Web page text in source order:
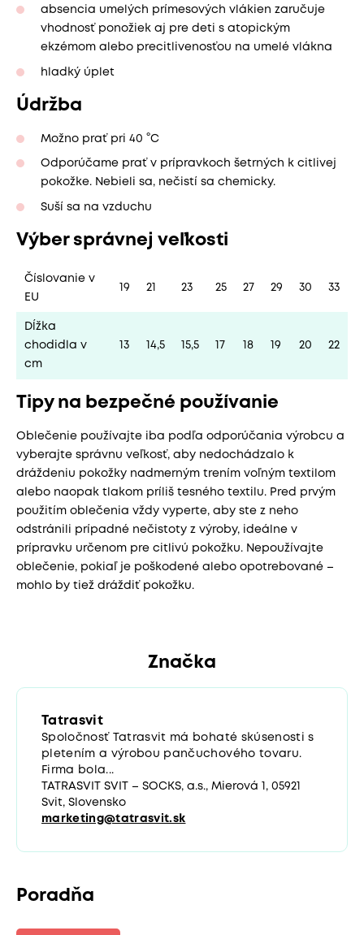
absencia umelých prímesových vlákien zaručuje
vhodnosť ponožiek aj pre deti s atopickým
ekzémom alebo precitlivenosťou na umelé vlákna
hladký úplet
Údržba
Možno prať pri 40 °C
Odporúčame prať v prípravkoch šetrných k citlivej
pokožke. Nebieli sa, nečistí sa chemicky.
Suší sa na vzduchu
Výber správnej veľkosti
Číslovanie v
EU
19 21 23 25 27 29 30 33
Dĺžka
chodidla v
cm
13 14,5 15,5 17 18 19 20 22
Tipy na bezpečné používanie
Oblečenie používajte iba podľa odporúčania výrobcu a
vyberajte správnu veľkosť, aby nedochádzalo k
dráždeniu pokožky nadmerným trením voľným textilom
alebo naopak tlakom príliš tesného textilu. Pred prvým
použitím oblečenia vždy vyperte, aby ste z neho
odstránili prípadné nečistoty z výroby, ideálne v
prípravku určenom pre citlivú pokožku. Nepoužívajte
oblečenie, pokiaľ je poškodené alebo opotrebované –
mohlo by tiež dráždiť pokožku.
Značka
Tatrasvit
Spoločnosť Tatrasvit má bohaté skúsenosti s
pletením a výrobou pančuchového tovaru.
Firma bola...
TATRASVIT SVIT – SOCKS, a.s., Mierová 1, 05921
Svit, Slovensko
marketing@tatrasvit.sk
Poradňa